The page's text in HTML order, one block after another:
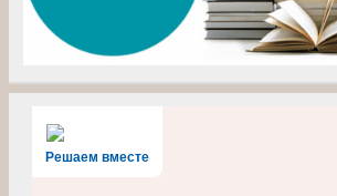
Решаем вместе